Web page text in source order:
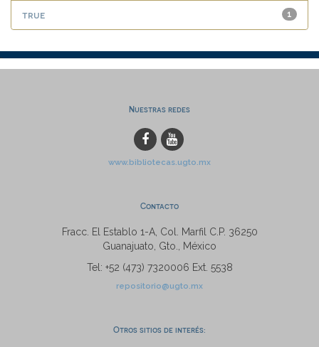
1
true
Nuestras redes
www.bibliotecas.ugto.mx
Contacto
Fracc. El Establo 1-A, Col. Marfil C.P. 36250
Guanajuato, Gto., México
Tel: +52 (473) 7320006 Ext. 5538
repositorio@ugto.mx
Otros sitios de interés: